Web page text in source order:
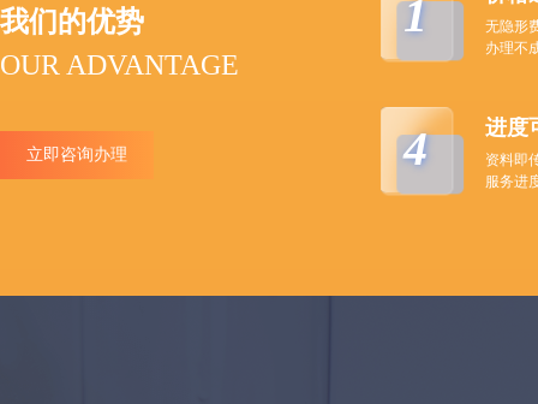
我们的优势
OUR ADVANTAGE
立即咨询办理
1
无隐形
办理不
4 进度
资料即
服务进